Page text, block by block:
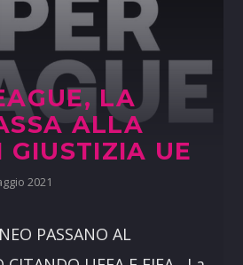
LA
ALLA
GIUSTIZIA UE
2021
PASSANO AL